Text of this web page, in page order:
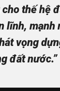
thế hệ
lĩnh, mạnh
vọng
đất nước.”